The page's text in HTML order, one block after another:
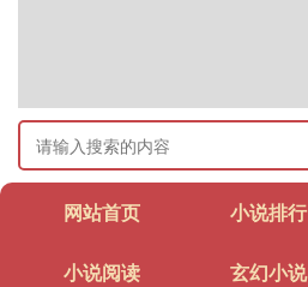
网站首页 小说排行
小说阅读 玄幻小说